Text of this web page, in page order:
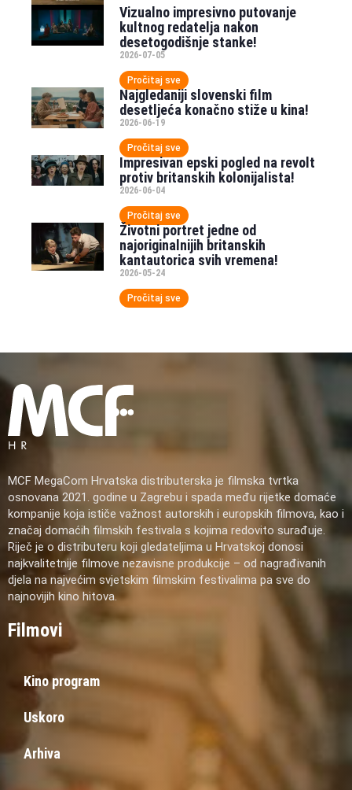
Vizualno impresivno putovanje
kultnog redatelja nakon
desetogodišnje stanke!
2026-07-05
Pročitaj sve
Najgledaniji slovenski film
desetljeća konačno stiže u kina!
2026-06-19
Pročitaj sve
Impresivan epski pogled na revolt
protiv britanskih kolonijalista!
2026-06-04
Pročitaj sve
Životni portret jedne od
najoriginalnijih britanskih
kantautorica svih vremena!
2026-05-24
Pročitaj sve
MCF MegaCom Hrvatska distributerska je filmska tvrtka
osnovana 2021. godine u Zagrebu i spada među rijetke domaće
kompanije koja ističe važnost autorskih i europskih filmova, kao i
značaj domaćih filmskih festivala s kojima redovito surađuje.
Riječ je o distributeru koji gledateljima u Hrvatskoj donosi
najkvalitetnije filmove nezavisne produkcije – od nagrađivanih
djela na najvećim svjetskim filmskim festivalima pa sve do
najnovijih kino hitova.
Filmovi
Kino program
Uskoro
Arhiva